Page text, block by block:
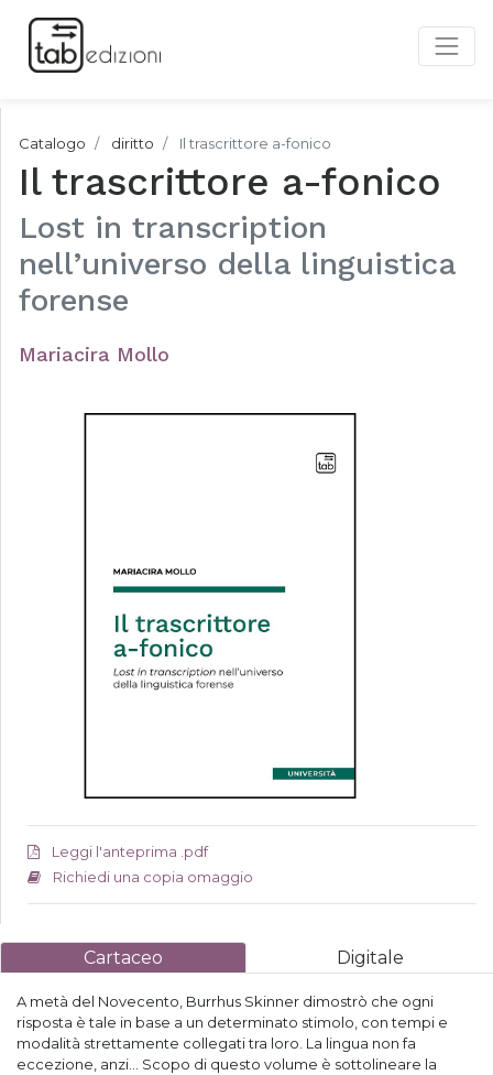
Catalogo diritto Il trascrittore a-fonico
Il trascrittore a-fonico
Lost in transcription
nell’universo della linguistica
forense
Mariacira Mollo
Leggi l'anteprima .pdf
Richiedi una copia omaggio
Cartaceo Digitale
A metà del Novecento, Burrhus Skinner dimostrò che ogni
risposta è tale in base a un determinato stimolo, con tempi e
modalità strettamente collegati tra loro. La lingua non fa
eccezione, anzi... Scopo di questo volume è sottolineare la